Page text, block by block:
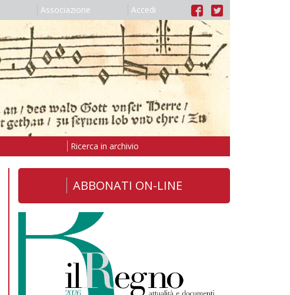
Associazione Accedi
Ricerca in archivio
ABBONATI ON-LINE